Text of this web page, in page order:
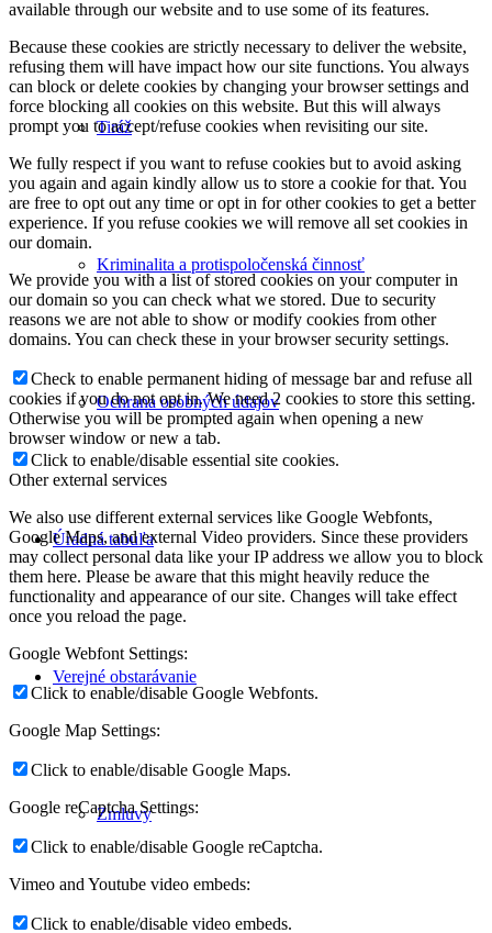
Tiráž
Kriminalita a protispoločenská činnosť
Ochrana osobných údajov
Úradná tabuľa
Verejné obstarávanie
Zmluvy
available through our website and to use some of its features.
Because these cookies are strictly necessary to deliver the website,
refusing them will have impact how our site functions. You always
can block or delete cookies by changing your browser settings and
force blocking all cookies on this website. But this will always
prompt you to accept/refuse cookies when revisiting our site.
We fully respect if you want to refuse cookies but to avoid asking
you again and again kindly allow us to store a cookie for that. You
are free to opt out any time or opt in for other cookies to get a better
experience. If you refuse cookies we will remove all set cookies in
our domain.
We provide you with a list of stored cookies on your computer in
our domain so you can check what we stored. Due to security
reasons we are not able to show or modify cookies from other
domains. You can check these in your browser security settings.
Check to enable permanent hiding of message bar and refuse all
cookies if you do not opt in. We need 2 cookies to store this setting.
Otherwise you will be prompted again when opening a new
browser window or new a tab.
Click to enable/disable essential site cookies.
Other external services
We also use different external services like Google Webfonts,
Google Maps, and external Video providers. Since these providers
may collect personal data like your IP address we allow you to block
them here. Please be aware that this might heavily reduce the
functionality and appearance of our site. Changes will take effect
once you reload the page.
Google Webfont Settings:
Click to enable/disable Google Webfonts.
Google Map Settings:
Click to enable/disable Google Maps.
Google reCaptcha Settings:
Click to enable/disable Google reCaptcha.
Vimeo and Youtube video embeds:
Click to enable/disable video embeds.